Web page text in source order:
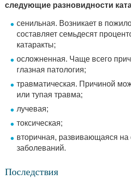
следующие разновидности
сенильная. Возникает в
составляет семьдесят
катаракты;
осложненная. Чаще всего
глазная патология;
травматическая. Причиной
или тупая травма;
лучевая;
токсическая;
вторичная, развивающаяся на
заболеваний.
Последствия